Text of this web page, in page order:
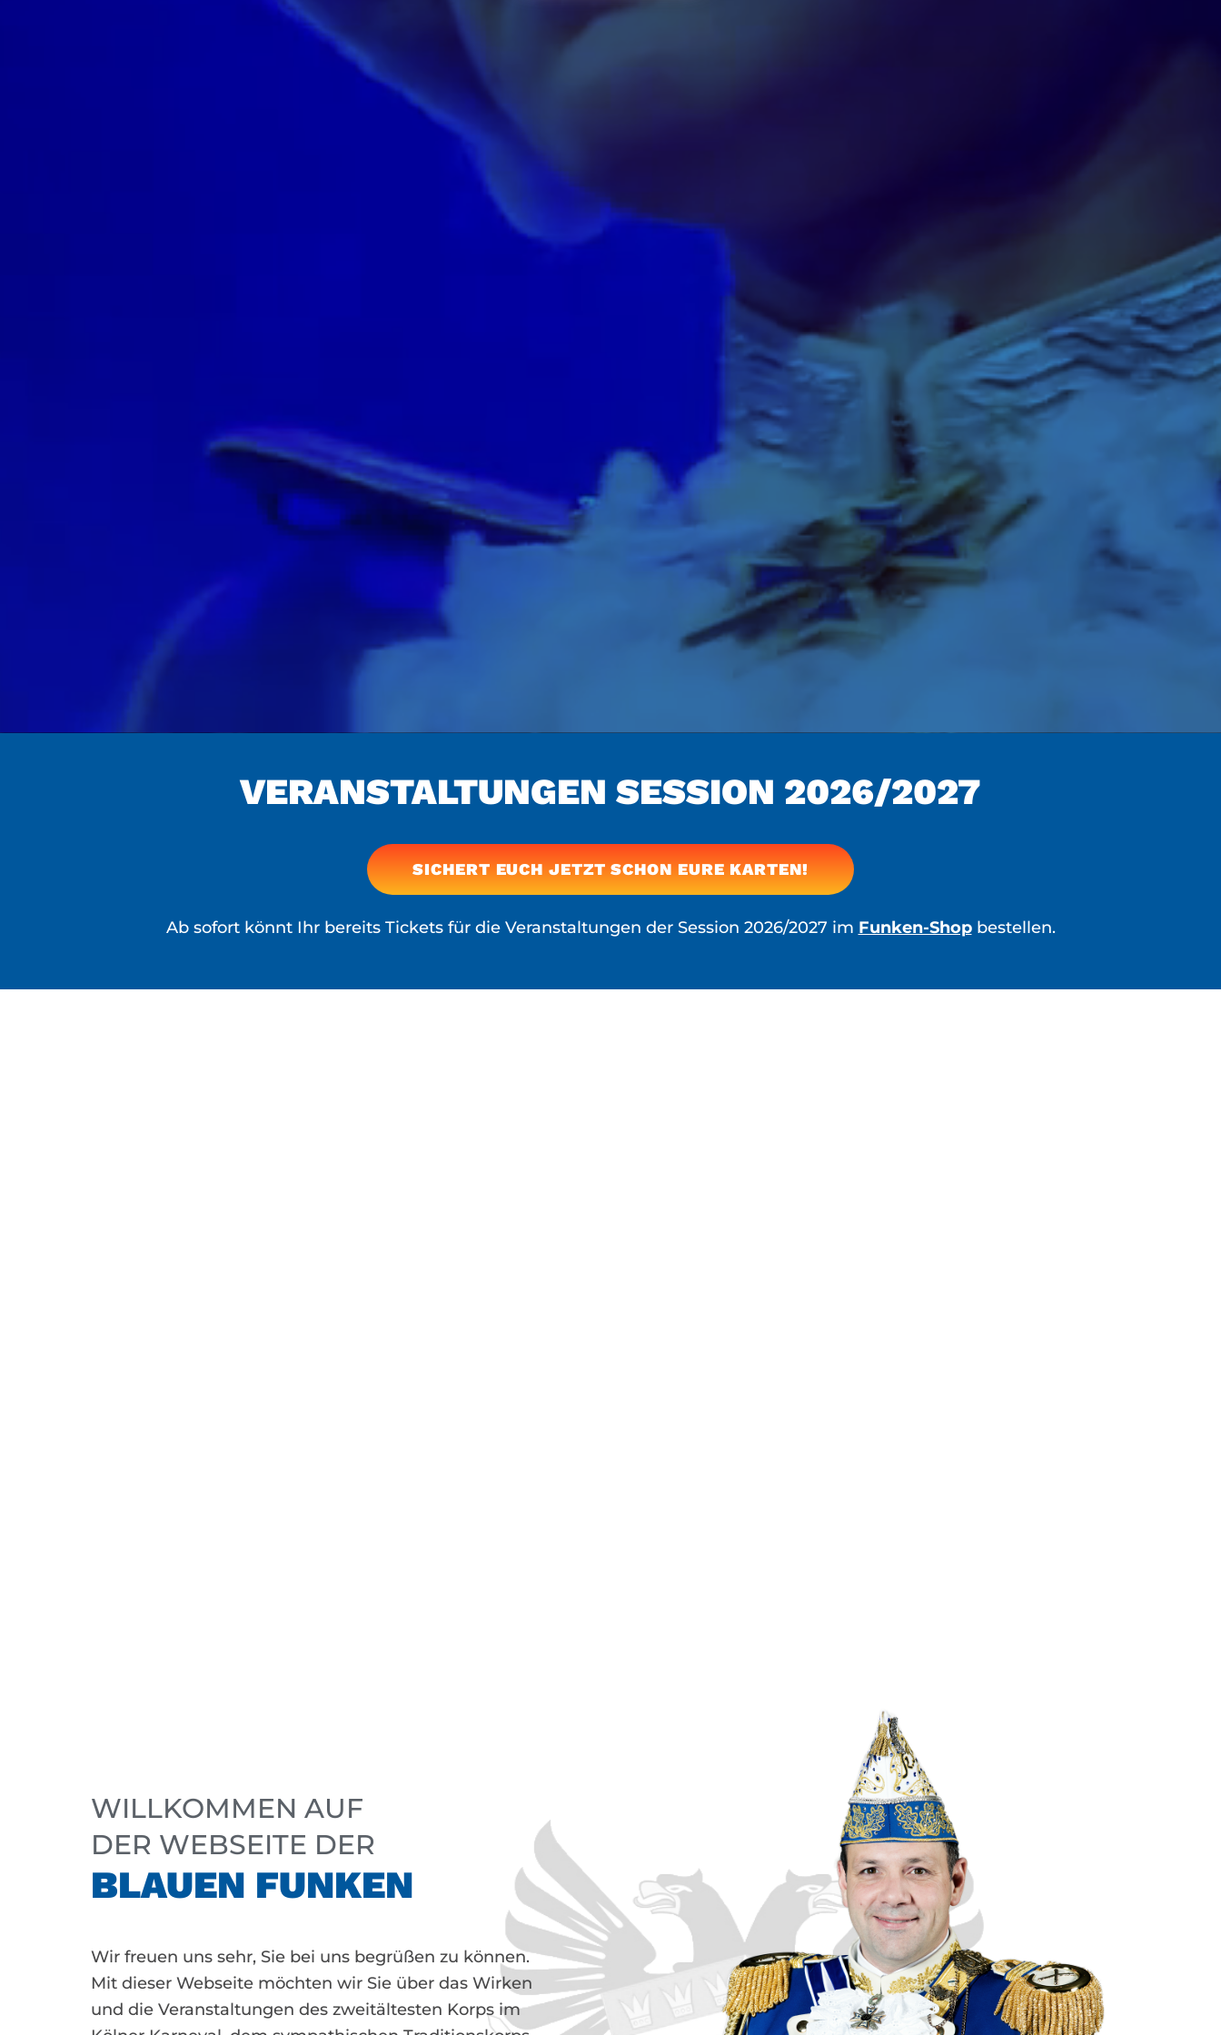
VERAN­STAL­TUNGEN SESSION 2026/2027
SICHERT EUCH JETZT SCHON EURE KARTEN!
Ab sofort könnt Ihr bereits Tickets für die Veranstaltungen der Session 2026/2027 im Funken-Shopbestellen.
WILLKOMMEN AUF
DER WEBSEITE DER
BLAUEN FUNKEN
Wir freuen uns sehr, Sie bei uns begrüßen zu können.
Mit dieser Webseite möchten wir Sie über das Wirken
und die Veranstaltungen des zweitältesten Korps im